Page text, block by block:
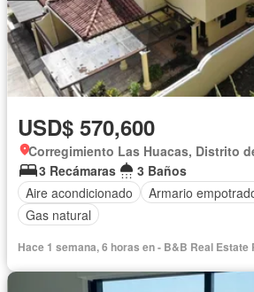
USD$ 570,600
Corregimiento Las Huacas, Distrito
3 Recámaras
3 Baños
Aire acondicionado
Armario
Gas natural
Hace 1 semana, 6 horas en - B&B Real Estate